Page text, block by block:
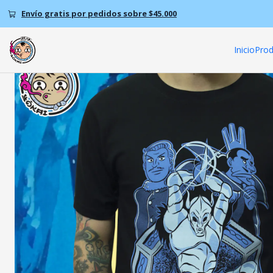
Inicio
Envío gratis por pedidos sobre $45.000